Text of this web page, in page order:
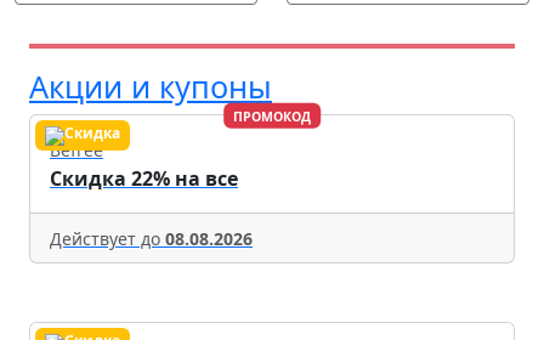
Акции и купоны
ПРОМОКОД
Befree
Скидка 22% на все
Действует до 08.08.2026